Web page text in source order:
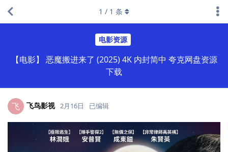
电影资源
【电影】 恶魔搬进来了 (2025) 4K 内封简中 夸克网盘资源
下载
1 / 1 条
飞 飞鸟影视 2月16日 已编辑